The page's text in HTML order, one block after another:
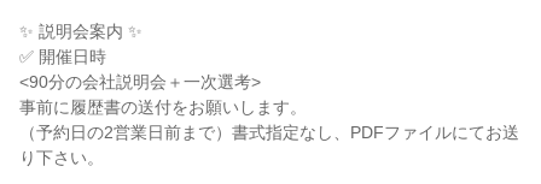
✨ 説明会案内 ✨
✅ 開催日時
<90分の会社説明会＋一次選考>
事前に履歴書の送付をお願いします。
（予約日の2営業日前まで）書式指定なし、PDFファイルにてお送
り下さい。